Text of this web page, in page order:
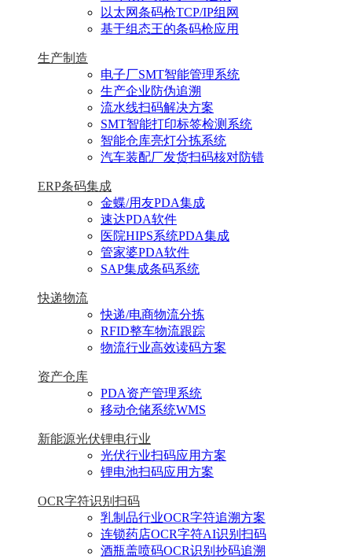
以太网条码枪TCP/IP组网
基于组态王的条码枪应用
生产制造
电子厂SMT智能管理系统
生产企业防伪追溯
流水线扫码解决方案
SMT智能打印标签检测系统
智能仓库亮灯分拣系统
汽车装配厂发货扫码核对防错
ERP条码集成
金蝶/用友PDA集成
速达PDA软件
医院HIPS系统PDA集成
管家婆PDA软件
SAP集成条码系统
快递物流
快递/电商物流分拣
RFID整车物流跟踪
物流行业高效读码方案
资产仓库
PDA资产管理系统
移动仓储系统WMS
新能源光伏锂电行业
光伏行业扫码应用方案
锂电池扫码应用方案
OCR字符识别扫码
乳制品行业OCR字符追溯方案
连锁药店OCR字符AI识别扫码
酒瓶盖喷码OCR识别抄码追溯